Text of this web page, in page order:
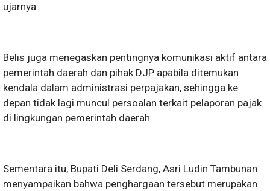
ujarnya.
Belis juga menegaskan pentingnya komunikasi aktif antara
pemerintah daerah dan pihak DJP apabila ditemukan
kendala dalam administrasi perpajakan, sehingga ke
depan tidak lagi muncul persoalan terkait pelaporan pajak
di lingkungan pemerintah daerah.
Sementara itu, Bupati Deli Serdang, Asri Ludin Tambunan
menyampaikan bahwa penghargaan tersebut merupakan